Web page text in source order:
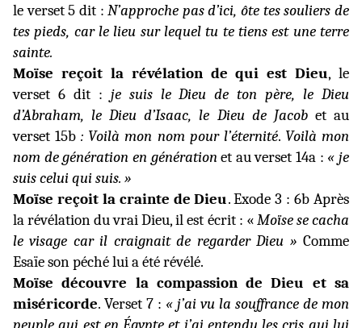
le verset 5 dit :N’approche pas d’ici, ôte tes souliers de
tes pieds, car le lieu sur lequel tu te tiens est une terre
sainte.
Moïse reçoit la révélation de qui est Dieu, le
verset 6 dit : je suis le Dieu de ton père, le Dieu
d’Abraham, le Dieu d’Isaac, le Dieu de Jacobet au
verset 15b: Voilà mon nom pour l’éternité. Voilà mon
nom de génération en générationet au verset 14a : « je
suis celui qui suis. »
Moïse reçoit la crainte de Dieu. Exode 3 : 6b Après
la révélation du vrai Dieu, il est écrit : «Moïse se cacha
le visage car il craignait de regarder Dieu » Comme
Esaïe son péché lui a été révélé.
Moïse découvre la compassion de Dieu et sa
miséricorde. Verset 7 : « j’ai vu la souffrance de mon